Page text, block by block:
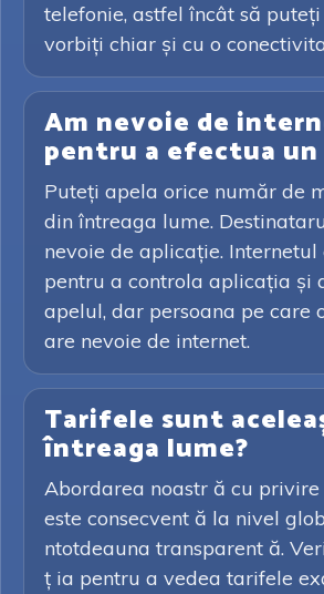
telefonie, astfel încât să
vorbiți chiar și cu o
Am nevoie de
pentru a efectua un
Puteți apela orice număr de
din întreaga lume.
nevoie de aplicație. Internetul
pentru a controla aplicația și
apelul, dar persoana pe care
are nevoie de internet.
Tarifele sunt
întreaga lume?
Abordarea noastr ă cu
este consecvent ă la nivel
ntotdeauna transparent ă.
ț ia pentru a vedea tarifele